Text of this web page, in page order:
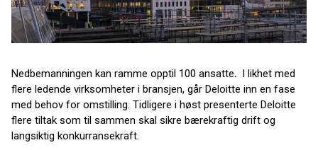
Nedbemanningen kan ramme opptil 100 ansatte. I likhet med
flere ledende virksomheter i bransjen, går Deloitte inn en fase
med behov for omstilling. Tidligere i høst presenterte Deloitte
flere tiltak som til sammen skal sikre bærekraftig drift og
langsiktig konkurransekraft.